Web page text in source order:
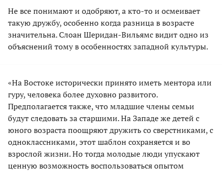
Не все понимают и одобряют, а кто-то и осмеивает
такую дружбу, особенно когда разница в возрасте
значительна. Слоан Шеридан-Вильямс видит одно из
объяснений тому в особенностях западной культуры.
«На Востоке исторически принято иметь ментора или
гуру, человека более духовно развитого.
Предполагается также, что младшие члены семьи
будут следовать за старшими. На Западе же детей с
юного возраста поощряют дружить со сверстниками, с
одноклассниками, этот шаблон сохраняется и во
взрослой жизни. Но тогда молодые люди упускают
ценную возможность воспользоваться опытом